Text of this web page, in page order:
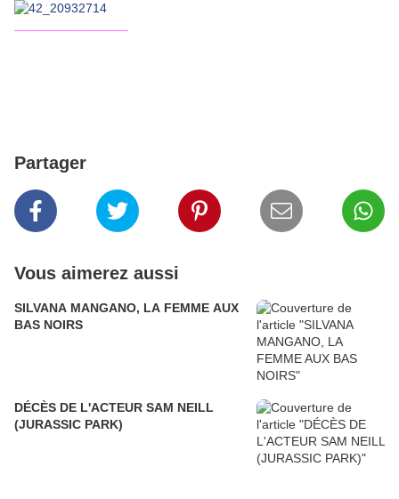
Partager
Vous aimerez aussi
SILVANA MANGANO, LA FEMME AUX
BAS NOIRS
DÉCÈS DE L'ACTEUR SAM NEILL
(JURASSIC PARK)